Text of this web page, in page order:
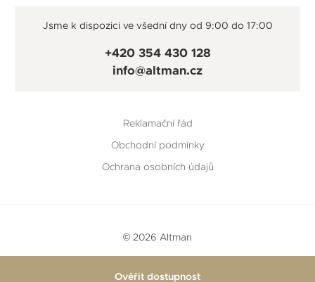
Ověřit dostupnost
Jsme k dispozici ve všední dny od 9:00 do 17:00
+420 354 430 128
info@altman.cz
Reklamační řád
Obchodní podmínky
Ochrana osobních údajů
© 2026 Altman